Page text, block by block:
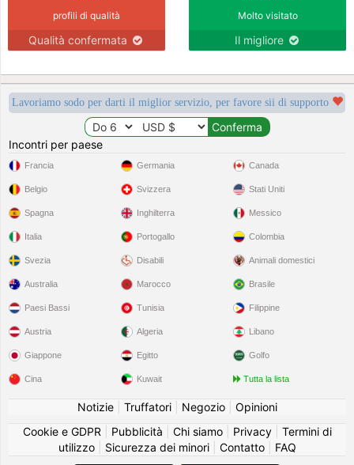
profili di qualità
Qualità confermata
Molto visitato
Il migliore
Lavoriamo sodo per darti il miglior servizio, per favore sii di supporto
Incontri per paese
Francia
Belgio
Spagna
Italia
Svezia
Germania
Svizzera
Inghilterra
Portogallo
Disabili
Canada
Stati Uniti
Messico
Colombia
Animali domestici
Australia
Paesi Bassi
Austria
Giappone
Cina
Marocco
Tunisia
Algeria
Egitto
Kuwait
Brasile
Filippine
Libano
Golfo
Tutta la lista
Notizie| Truffatori| Negozio| Opinioni
Cookie e GDPR
Pubblicità Chi siamo| Privacy| Termini di
utilizzo| Sicurezza dei minori| Contatto| FAQ